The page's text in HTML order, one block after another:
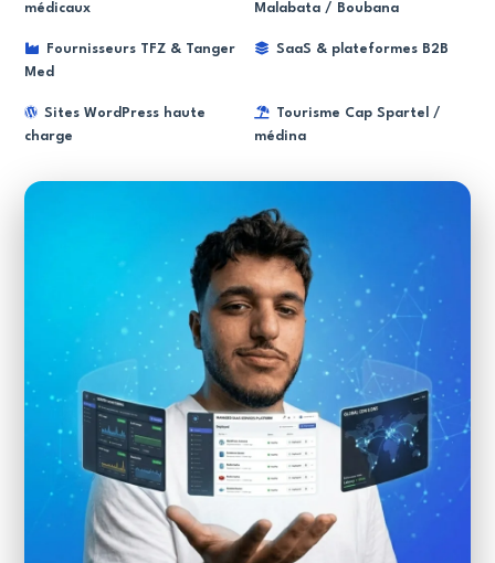
médicaux
Malabata / Boubana
Fournisseurs TFZ & Tanger
Med
SaaS & plateformes B2B
Sites WordPress haute
charge
Tourisme Cap Spartel /
médina